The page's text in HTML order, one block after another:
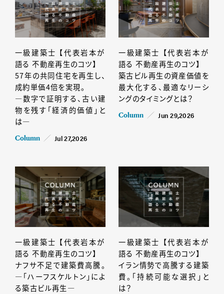
一級建築士 【代表岩本が
語る 不動産再生のコツ】
57年の共同住宅を再生し、
成約単価4倍を実現。
―数字で証明する、古い建
物を残す「経済的価値」と
は―
Column Jul 27,2026
一級建築士 【代表岩本が
語る 不動産再生のコツ】
築古ビル再生の資産価値を
最大化する、最適なリーシ
ングのタイミングとは？
Column Jun 29,2026
一級建築士 【代表岩本が
語る 不動産再生のコツ】
ナフサ不足で建築費高騰。
―「ハーフスケルトン」によ
る築古ビル再生―
一級建築士 【代表岩本が
語る 不動産再生のコツ】
イラン情勢で高騰する建築
費。「持続可能な選択」と
は？